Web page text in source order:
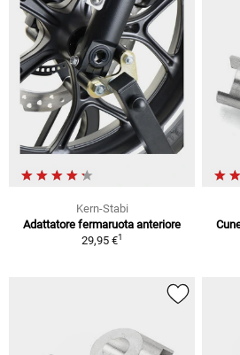
Kern-Stabi
Adattatore fermaruota anteriore
29,95 €1